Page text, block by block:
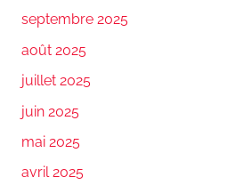
septembre 2025
août 2025
juillet 2025
juin 2025
mai 2025
avril 2025